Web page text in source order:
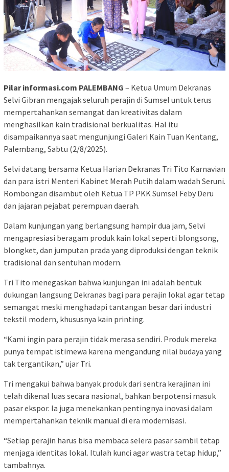
Pilar informasi.com PALEMBANG – Ketua Umum Dekranas
Selvi Gibran mengajak seluruh perajin di Sumsel untuk terus
mempertahankan semangat dan kreativitas dalam
menghasilkan kain tradisional berkualitas. Hal itu
disampaikannya saat mengunjungi Galeri Kain Tuan Kentang,
Palembang, Sabtu (2/8/2025).
Selvi datang bersama Ketua Harian Dekranas Tri Tito Karnavian
dan para istri Menteri Kabinet Merah Putih dalam wadah Seruni.
Rombongan disambut oleh Ketua TP PKK Sumsel Feby Deru
dan jajaran pejabat perempuan daerah.
Dalam kunjungan yang berlangsung hampir dua jam, Selvi
mengapresiasi beragam produk kain lokal seperti blongsong,
blongket, dan jumputan prada yang diproduksi dengan teknik
tradisional dan sentuhan modern.
Tri Tito menegaskan bahwa kunjungan ini adalah bentuk
dukungan langsung Dekranas bagi para perajin lokal agar tetap
semangat meski menghadapi tantangan besar dari industri
tekstil modern, khususnya kain printing.
“Kami ingin para perajin tidak merasa sendiri. Produk mereka
punya tempat istimewa karena mengandung nilai budaya yang
tak tergantikan,” ujar Tri.
Tri mengakui bahwa banyak produk dari sentra kerajinan ini
telah dikenal luas secara nasional, bahkan berpotensi masuk
pasar ekspor. Ia juga menekankan pentingnya inovasi dalam
mempertahankan teknik manual di era modernisasi.
“Setiap perajin harus bisa membaca selera pasar sambil tetap
menjaga identitas lokal. Itulah kunci agar wastra tetap hidup,”
tambahnya.